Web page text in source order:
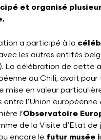
et organisé
a participé à la
les autres entités
La célébration de cette
au Chili, avait
mise en valeur
l’Union
l’Observatoire
de la Visite d’Etat de
encore le futur musée